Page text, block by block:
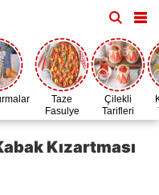
Taze
Fasulye
Zamanı
Çilekli
Tarifleri
Kızartması